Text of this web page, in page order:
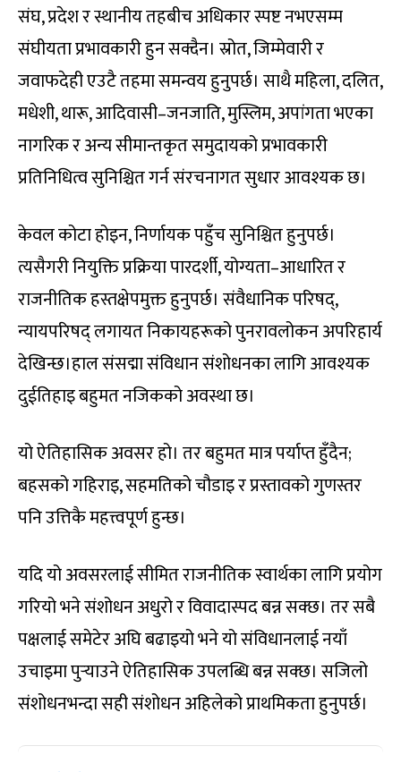
संघ, प्रदेश र स्थानीय तहबीच अधिकार स्पष्ट नभएसम्म
संघीयता प्रभावकारी हुन सक्दैन। स्रोत, जिम्मेवारी र
जवाफदेही एउटै तहमा समन्वय हुनुपर्छ। साथै महिला, दलित,
मधेशी, थारू, आदिवासी–जनजाति, मुस्लिम, अपांगता भएका
नागरिक र अन्य सीमान्तकृत समुदायको प्रभावकारी
प्रतिनिधित्व सुनिश्चित गर्न संरचनागत सुधार आवश्यक छ।
केवल कोटा होइन, निर्णायक पहुँच सुनिश्चित हुनुपर्छ।
त्यसैगरी नियुक्ति प्रक्रिया पारदर्शी, योग्यता–आधारित र
राजनीतिक हस्तक्षेपमुक्त हुनुपर्छ। संवैधानिक परिषद्,
न्यायपरिषद् लगायत निकायहरूको पुनरावलोकन अपरिहार्य
देखिन्छ।हाल संसद्मा संविधान संशोधनका लागि आवश्यक
दुईतिहाइ बहुमत नजिकको अवस्था छ।
यो ऐतिहासिक अवसर हो। तर बहुमत मात्र पर्याप्त हुँदैन;
बहसको गहिराइ, सहमतिको चौडाइ र प्रस्तावको गुणस्तर
पनि उत्तिकै महत्त्वपूर्ण हुन्छ।
यदि यो अवसरलाई सीमित राजनीतिक स्वार्थका लागि प्रयोग
गरियो भने संशोधन अधुरो र विवादास्पद बन्न सक्छ। तर सबै
पक्षलाई समेटेर अघि बढाइयो भने यो संविधानलाई नयाँ
उचाइमा पुर्‍याउने ऐतिहासिक उपलब्धि बन्न सक्छ। सजिलो
संशोधनभन्दा सही संशोधन अहिलेको प्राथमिकता हुनुपर्छ।